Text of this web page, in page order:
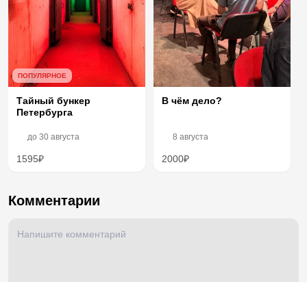
ПОПУЛЯРНОЕ
Тайный бункер
Петербурга
до 30 августа
1595₽
В чём дело?
8 августа
2000₽
Комментарии